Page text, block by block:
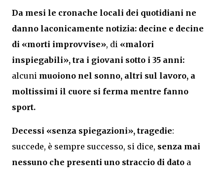
Da mesi le cronache locali dei quotidiani ne
danno laconicamente notizia: decine e decine
di «morti improvvise», di «malori
inspiegabili», tra i giovani sotto i 35 anni:
alcuni muoiono nel sonno, altri sul lavoro, a
moltissimi il cuore si ferma mentre fanno
sport.
Decessi «senza spiegazioni», tragedie:
succede, è sempre successo, si dice, senza mai
nessuno che presenti uno straccio di dato a